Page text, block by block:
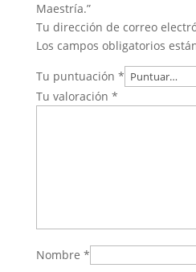
Maestría.”
Tu dirección de correo
Los campos obligatorios
Tu puntuación *
Tu valoración *
Nombre *